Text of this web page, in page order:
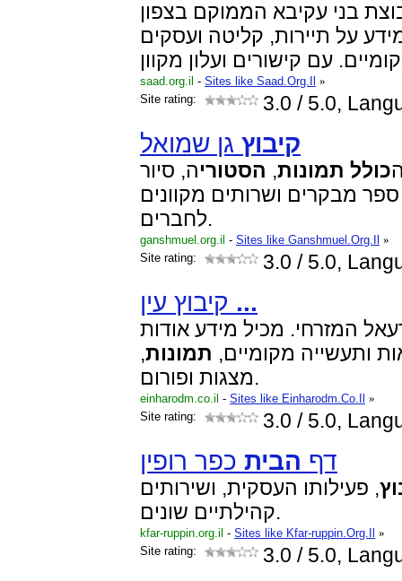
בני עקיבא הממוקם בצפון
על תיירות, קליטה ועסקים
saad.org.il - Sites like Saad.Org.Il
»
Site rating:
3.0 / 5.0,
קיבוץ גן שמואל
כולל תמונות, הסטוריה, סיור
מבקרים ושרותים מקוונים
לחברים.
ganshmuel.org.il - Sites like Ganshmuel.Org.Il
»
Site rating:
3.0 / 5.0,
...
המזרחי. מכיל מידע אודות
ותעשייה מקומיים, תמונות,
מצגות ופורום.
einharodm.co.il - Sites like Einharodm.Co.Il
»
Site rating:
3.0 / 5.0,
דף הבית כפר רופין
, פעילותו העסקית, ושירותים
קהילתיים שונים.
kfar-ruppin.org.il - Sites like Kfar-ruppin.Org.Il
»
Site rating:
3.0 / 5.0,